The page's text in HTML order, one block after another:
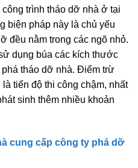
trình tháo dỡ nhà ở tại
biện pháp này là chủ yếu
đều nằm trong các ngõ nhỏ.
dụng búa các kích thước
tháo dỡ nhà. Điểm trừ
tiến độ thi công chậm, nhất
sinh thêm nhiều khoản
cung cấp công ty phá dỡ